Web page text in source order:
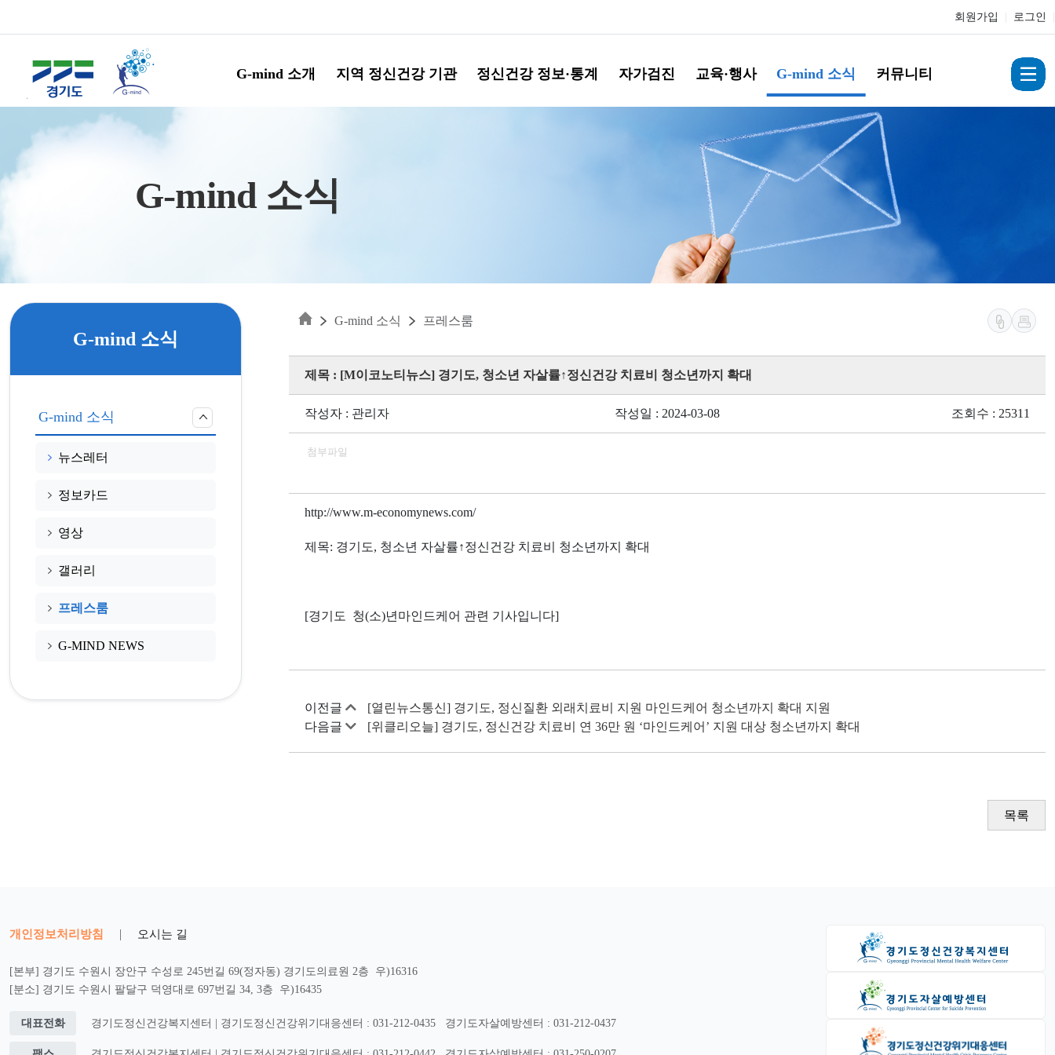
회원가입 로그인
G-mind 소개 지역 정신건강 기관 정신건강 정보·통계 자가검진 교육·행사 G-mind 소식 커뮤니티
G-mind 소식
G-mind 소식
G-mind 소식
뉴스레터
정보카드
영상
갤러리
프레스룸
G-MIND NEWS
G-mind 소식 프레스룸
제목 : [M이코노티뉴스] 경기도, 청소년 자살률↑정신건강 치료비 청소년까지 확대
작성자 : 관리자 작성일 : 2024-03-08 조회수 : 25311
첨부파일
http://www.m-economynews.com/
제목: 경기도, 청소년 자살률↑정신건강 치료비 청소년까지 확대
[경기도 청(소)년마인드케어 관련 기사입니다]
이전글
[열린뉴스통신] 경기도, 정신질환 외래치료비 지원 마인드케어 청소년까지 확대 지원
다음글
[위클리오늘] 경기도, 정신건강 치료비 연 36만 원 ‘마인드케어’ 지원 대상 청소년까지 확대
목록
개인정보처리방침 | 오시는 길
[본부] 경기도 수원시 장안구 수성로 245번길 69(정자동) 경기도의료원 2층 우)16316
[분소] 경기도 수원시 팔달구 덕영대로 697번길 34, 3층 우)16435
대표전화 경기도정신건강복지센터 | 경기도정신건강위기대응센터 : 031-212-0435 경기도자살예방센터 : 031-212-0437